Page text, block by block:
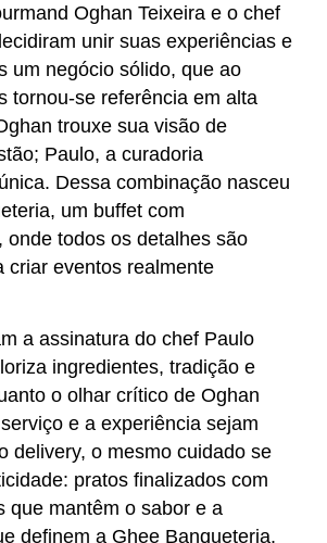
Oghan Teixeira e o chef
unir suas experiências e
um negócio sólido, que ao
tornou-se referência em alta
trouxe sua visão de
Paulo, a curadoria
Dessa combinação nasceu
um buffet com
onde todos os detalhes são
criar eventos realmente
a assinatura do chef Paulo
ingredientes, tradição e
o olhar crítico de Oghan
e a experiência sejam
delivery, o mesmo cuidado se
pratos finalizados com
que mantêm o sabor e a
definem a Ghee Banqueteria.